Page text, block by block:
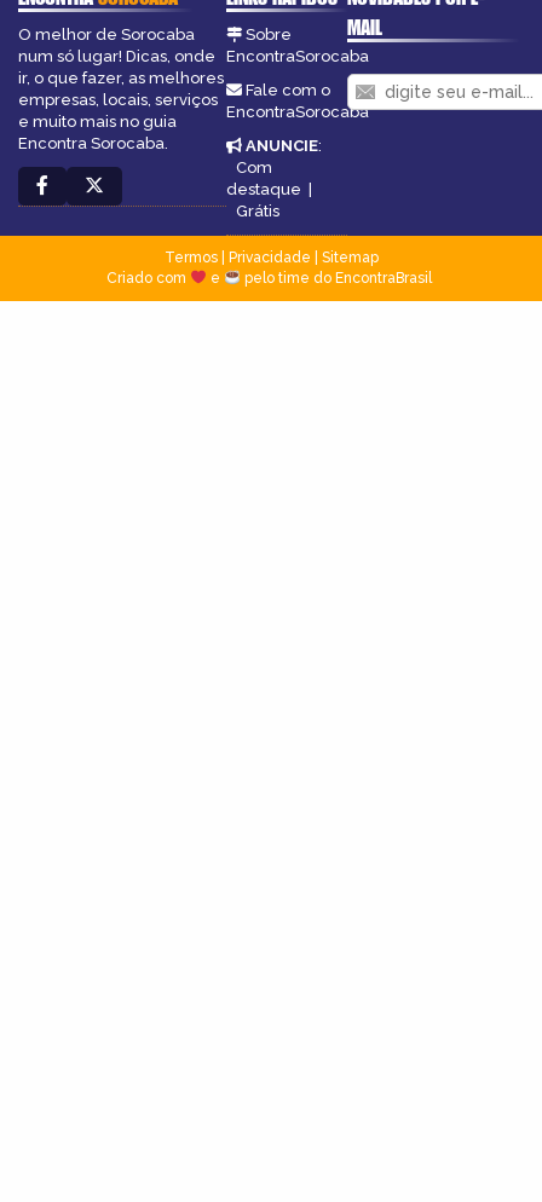
O melhor de Sorocaba
num só lugar! Dicas, onde
ir, o que fazer, as melhores
empresas, locais, serviços
e muito mais no guia
Encontra Sorocaba.
Sobre
EncontraSorocaba
Fale com o
EncontraSorocaba
ANUNCIE:
Com
destaque |
Grátis
MAIL
Termos| Privacidade
Sitemap
Criado com
e pelo time do EncontraBrasil